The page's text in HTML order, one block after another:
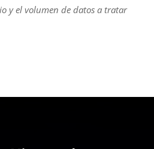
y el volumen de datos a tratar